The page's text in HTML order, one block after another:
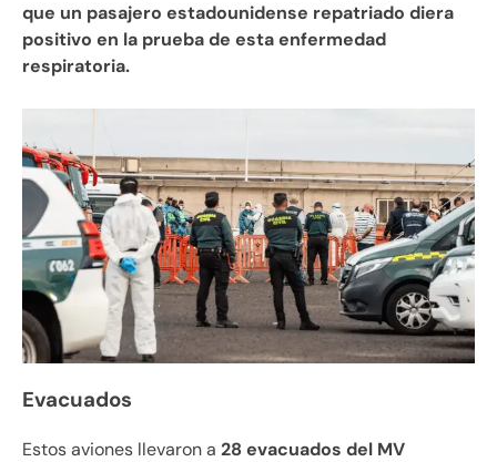
que un pasajero estadounidense repatriado diera
positivo en la prueba de esta enfermedad
respiratoria.
Evacuados
Estos aviones llevaron a 28 evacuados del MV